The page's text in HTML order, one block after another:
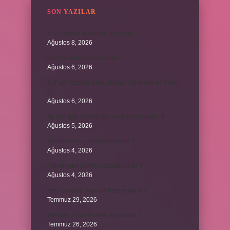
SON YAZILAR
Ağustos 8, 2026
Ağustos 6, 2026
Ağustos 6, 2026
Ağustos 5, 2026
Ağustos 4, 2026
Ağustos 4, 2026
Temmuz 29, 2026
Temmuz 26, 2026